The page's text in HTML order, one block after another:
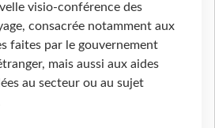
visio-conférence des
consacrée notamment aux
faites par le gouvernement
mais aussi aux aides
au secteur ou au sujet